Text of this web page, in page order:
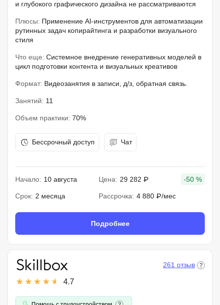
и глубокого графического дизайна не рассматриваются
Плюсы: Применение AI-инструментов для автоматизации
рутинных задач копирайтинга и разработки визуального
стиля
Что еще: Системное внедрение генеративных моделей в
цикл подготовки контента и визуальных креативов
Формат: Видеозанятия в записи, д/з, обратная связь.
Занятий: 11
Объем практики: 70%
Бессрочный доступ Чат
Начало: 10 августа Цена: 29 282 ₽ -50 %
Срок: 2 месяца Рассрочка: 4 880 ₽/мес
Подробнее
4.7
261 отзыв